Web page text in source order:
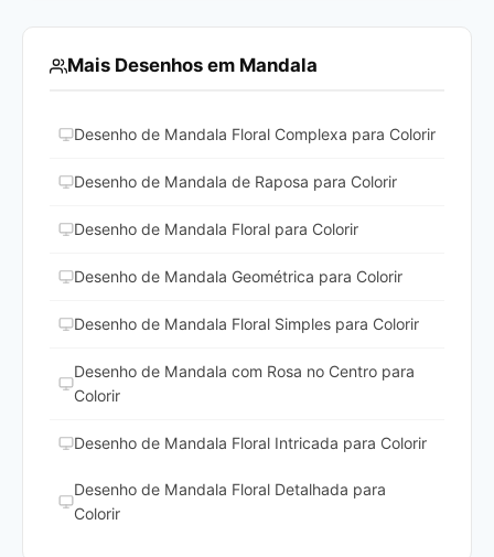
Mais Desenhos em Mandala
Desenho de Mandala Floral Complexa para Colorir
Desenho de Mandala de Raposa para Colorir
Desenho de Mandala Floral para Colorir
Desenho de Mandala Geométrica para Colorir
Desenho de Mandala Floral Simples para Colorir
Desenho de Mandala com Rosa no Centro para
Colorir
Desenho de Mandala Floral Intricada para Colorir
Desenho de Mandala Floral Detalhada para
Colorir